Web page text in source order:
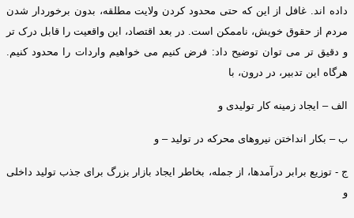
داده اند
غافل از این که حتی محدود کردن ولایت مطلقه، بدون برخوردار شدن
مردم از حقوق خویش، ناممکن است در بعد اقتصاد، این واقعیت را قابل درک تر
و دقیق تر می توان توضیح داد : فرض کنیم می خواهیم واردات را محدود کنیم
هرگاه این تدبیر، در درون، با
الف – ایجاد زمینه کار تولیدی و
ب – بکار انداختن نیروهای محرکه در تولید – و
ج-توزیع برابر درآمدها، از جمله، بخاطر ایجاد بازار بزرگ برای جذب تولید داخلی
و